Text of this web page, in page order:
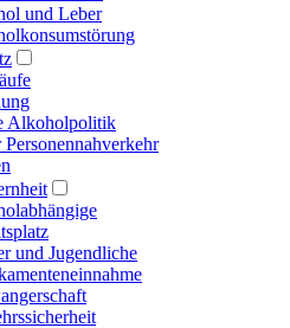
und Leber
Alkoholpolitik
und Jugendliche